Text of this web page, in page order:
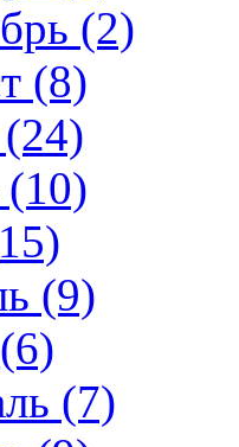
(2)
(8)
(24)
(10)
(9)
(6)
(7)